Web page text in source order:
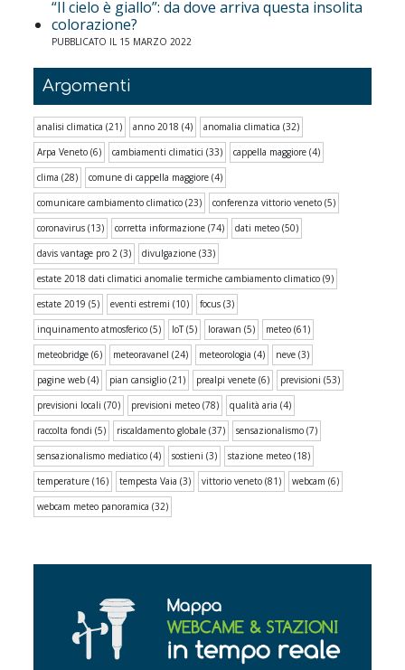
“Il cielo è giallo”: da dove arriva questa insolita
colorazione?
PUBBLICATO IL 15 MARZO 2022
Argomenti
analisi climatica (21) anno 2018 (4) anomalia climatica (32)
Arpa Veneto (6) cambiamenti climatici (33) cappella maggiore (4)
clima (28) comune di cappella maggiore (4)
comunicare cambiamento climatico (23) conferenza vittorio veneto (5)
coronavirus (13) corretta informazione (74) dati meteo (50)
davis vantage pro 2 (3) divulgazione (33)
estate 2018 dati climatici anomalie termiche cambiamento climatico (9)
estate 2019 (5) eventi estremi (10) focus (3)
inquinamento atmosferico (5) IoT(5) lorawan (5) meteo (61)
meteobridge (6) meteoravanel (24) meteorologia (4) neve (3)
pagine web (4) pian cansiglio (21) prealpi venete (6) previsioni (53)
previsioni locali (70) previsioni meteo (78) qualità aria (4)
raccolta fondi (5) riscaldamento globale (37) sensazionalismo (7)
sensazionalismo mediatico (4) sostieni (3) stazione meteo (18)
temperature (16) tempesta Vaia (3) vittorio veneto (81) webcam (6)
webcam meteo panoramica (32)